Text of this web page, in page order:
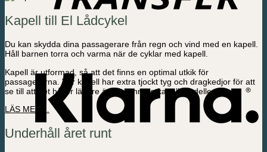
Kapell till El Lådcykel
Du kan skydda dina passagerare från regn och vind med en kapell.
Håll barnen torra och varma när de cyklar med kapell.
Kapell är utformad, så att det finns en optimal utkik för
passagerarna. Vår kapell har extra tjockt tyg och dragkedjor för att
se till att det håller längre än de tunnare kapell modellerna.
LÄS MER…
Underhåll året runt